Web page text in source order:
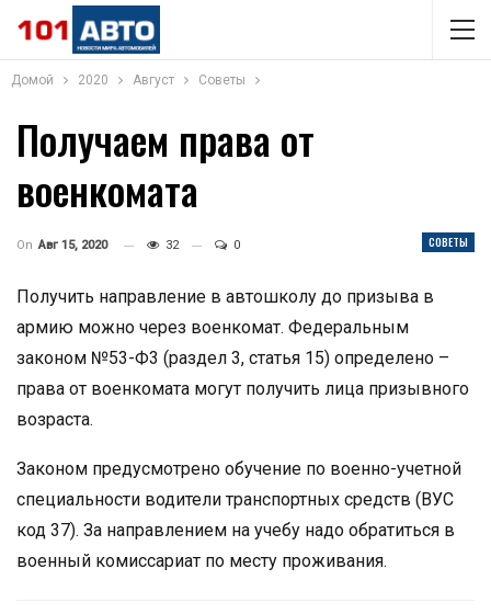
Домой 2020 Август Советы
Получаем права от
военкомата
СОВЕТЫ
On Авг 15, 2020 32 0
Получить направление в автошколу до призыва в
армию можно через военкомат. Федеральным
законом №53-Ф3 (раздел 3, статья 15) определено –
права от военкомата могут получить лица призывного
возраста.
Законом предусмотрено обучение по военно-учетной
специальности водители транспортных средств (ВУС
код 37). За направлением на учебу надо обратиться в
военный комиссариат по месту проживания.